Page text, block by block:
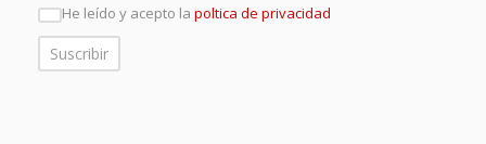
He leído y acepto la poltica de privacidad